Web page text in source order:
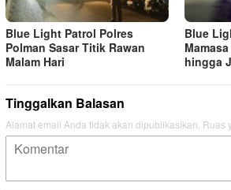
Blue Light Patrol Polres
Polman Sasar Titik Rawan
Malam Hari
Blue
hingga
Tinggalkan Balasan
Alamat email Anda tidak akan dipublikasikan. Ruas